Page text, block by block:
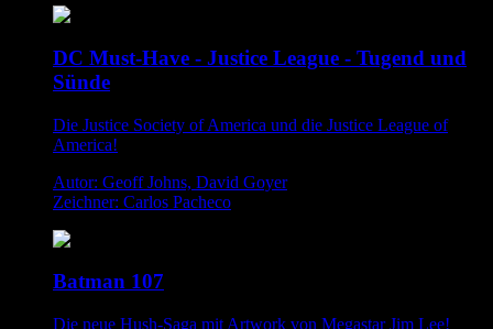
DC Must-Have - Justice League - Tugend und
Sünde
Die Justice Society of America und die Justice League of
America!
Autor: Geoff Johns, David Goyer
Zeichner: Carlos Pacheco
Batman 107
Die neue Hush-Saga mit Artwork von Megastar Jim Lee!